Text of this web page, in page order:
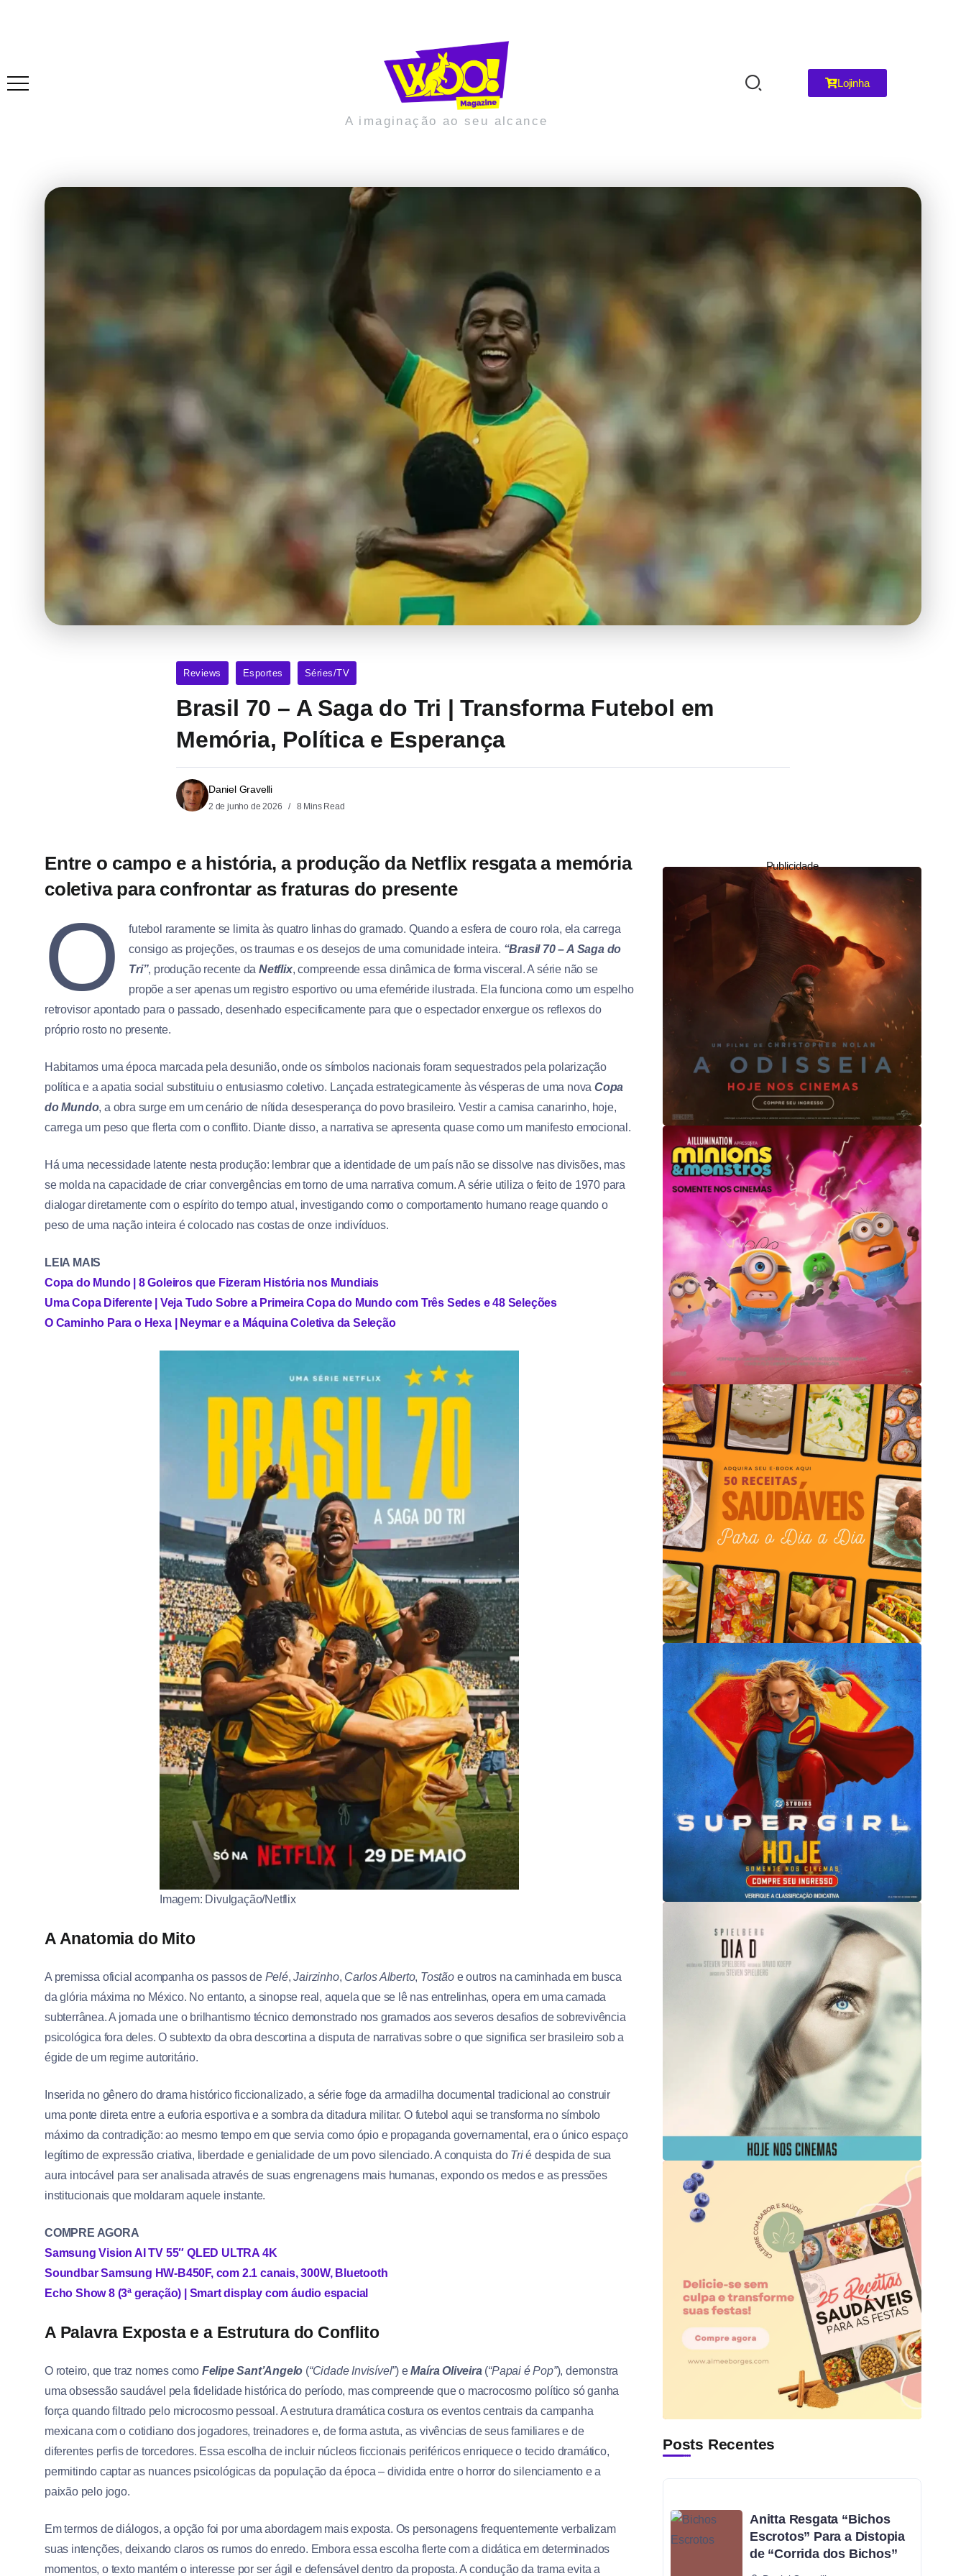
A imaginação ao seu alcance
Lojinha
Reviews Esportes Séries/TV
Brasil 70 – A Saga do Tri | Transforma Futebol em
Memória, Política e Esperança
Daniel Gravelli
2 de junho de 2026 8 Mins Read
Entre o campo e a história, a produção da Netflix resgata a memória
coletiva para confrontar as fraturas do presente
O
futebol raramente se limita às quatro linhas do gramado. Quando a esfera de couro rola, ela carrega
consigo as projeções, os traumas e os desejos de uma comunidade inteira. “Brasil 70 – A Saga do
Tri”, produção recente daNetflix, compreende essa dinâmica de forma visceral. A série não se
propõe a ser apenas um registro esportivo ou uma efeméride ilustrada. Ela funciona como um espelho
retrovisor apontado para o passado, desenhado especificamente para que o espectador enxergue os reflexos do
próprio rosto no presente.
Habitamos uma época marcada pela desunião, onde os símbolos nacionais foram sequestrados pela polarização
política e a apatia social substituiu o entusiasmo coletivo. Lançada estrategicamente às vésperas de uma nova Copa
do Mundo, a obra surge em um cenário de nítida desesperança do povo brasileiro. Vestir a camisa canarinho, hoje,
carrega um peso que flerta com o conflito. Diante disso, a narrativa se apresenta quase como um manifesto emocional.
Há uma necessidade latente nesta produção: lembrar que a identidade de um país não se dissolve nas divisões, mas
se molda na capacidade de criar convergências em torno de uma narrativa comum. A série utiliza o feito de 1970 para
dialogar diretamente com o espírito do tempo atual, investigando como o comportamento humano reage quando o
peso de uma nação inteira é colocado nas costas de onze indivíduos.
LEIA MAIS
Copa do Mundo | 8 Goleiros que Fizeram História nos Mundiais
Uma Copa Diferente | Veja Tudo Sobre a Primeira Copa do Mundo com Três Sedes e 48 Seleções
O Caminho Para o Hexa | Neymar e a Máquina Coletiva da Seleção
Imagem: Divulgação/Netflix
A Anatomia do Mito
A premissa oficial acompanha os passos de Pelé,Jairzinho, Carlos Alberto, Tostãoe outros na caminhada em busca
da glória máxima no México. No entanto, a sinopse real, aquela que se lê nas entrelinhas, opera em uma camada
subterrânea. A jornada une o brilhantismo técnico demonstrado nos gramados aos severos desafios de sobrevivência
psicológica fora deles. O subtexto da obra descortina a disputa de narrativas sobre o que significa ser brasileiro sob a
égide de um regime autoritário.
Inserida no gênero do drama histórico ficcionalizado, a série foge da armadilha documental tradicional ao construir
uma ponte direta entre a euforia esportiva e a sombra da ditadura militar. O futebol aqui se transforma no símbolo
máximo da contradição: ao mesmo tempo em que servia como ópio e propaganda governamental, era o único espaço
legítimo de expressão criativa, liberdade e genialidade de um povo silenciado. A conquista do Trié despida de sua
aura intocável para ser analisada através de suas engrenagens mais humanas, expondo os medos e as pressões
institucionais que moldaram aquele instante.
COMPRE AGORA
Samsung Vision AI TV 55″ QLED ULTRA 4K
Soundbar Samsung HW-B450F, com 2.1 canais, 300W, Bluetooth
Echo Show 8 (3ª geração) | Smart display com áudio espacial
A Palavra Exposta e a Estrutura do Conflito
O roteiro, que traz nomes como Felipe Sant’Angelo (“Cidade Invisível”) eMaíra Oliveira(“Papai é Pop”), demonstra
uma obsessão saudável pela fidelidade histórica do período, mas compreende que o macrocosmo político só ganha
força quando filtrado pelo microcosmo pessoal. A estrutura dramática costura os eventos centrais da campanha
mexicana com o cotidiano dos jogadores, treinadores e, de forma astuta, as vivências de seus familiares e de
diferentes perfis de torcedores. Essa escolha de incluir núcleos ficcionais periféricos enriquece o tecido dramático,
permitindo captar as nuances psicológicas da população da época – dividida entre o horror do silenciamento e a
paixão pelo jogo.
Em termos de diálogos, a opção foi por uma abordagem mais exposta. Os personagens frequentemente verbalizam
suas intenções, deixando claros os rumos do enredo. Embora essa escolha flerte com a didática em determinados
momentos, o texto mantém o interesse por ser ágil e defensável dentro da proposta. A condução da trama evita a
Publicidade
Posts Recentes
Anitta Resgata “Bichos
Escrotos” Para a Distopia
de “Corrida dos Bichos”